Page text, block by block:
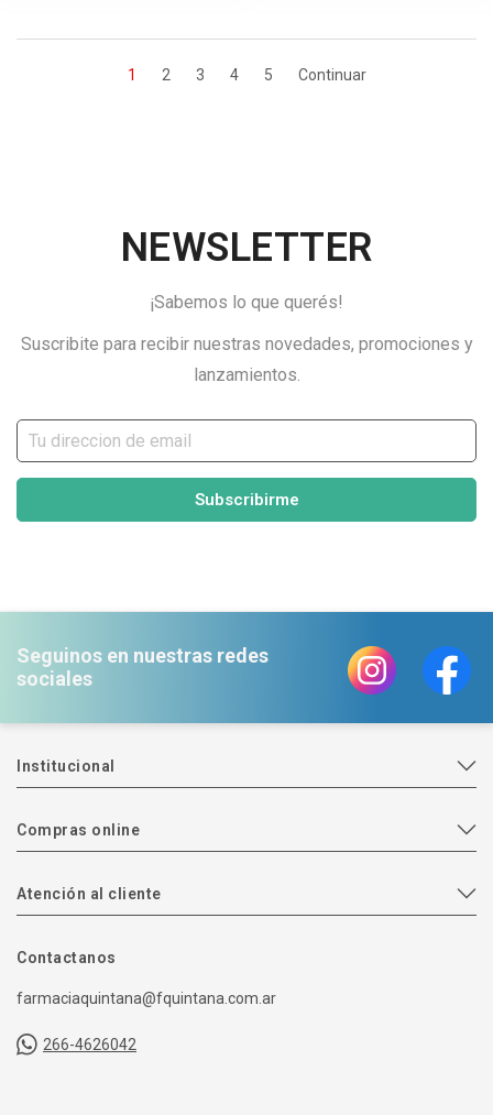
1 2 3 4 5 Continuar
NEWSLETTER
¡Sabemos lo que querés!
Suscribite para recibir nuestras novedades, promociones y
lanzamientos.
Subscribirme
Seguinos en nuestras redes
sociales
Institucional
Compras online
Atención al cliente
Contactanos
farmaciaquintana@fquintana.com.ar
266-4626042